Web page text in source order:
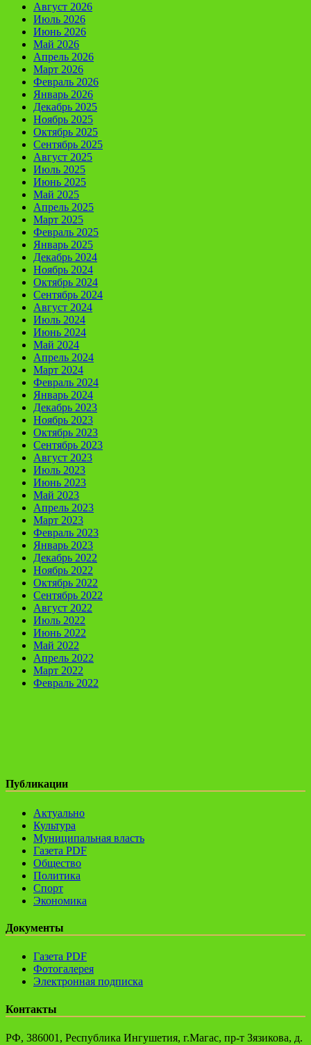
Август 2026
Июль 2026
Июнь 2026
Май 2026
Апрель 2026
Март 2026
Февраль 2026
Январь 2026
Декабрь 2025
Ноябрь 2025
Октябрь 2025
Сентябрь 2025
Август 2025
Июль 2025
Июнь 2025
Май 2025
Апрель 2025
Март 2025
Февраль 2025
Январь 2025
Декабрь 2024
Ноябрь 2024
Октябрь 2024
Сентябрь 2024
Август 2024
Июль 2024
Июнь 2024
Май 2024
Апрель 2024
Март 2024
Февраль 2024
Январь 2024
Декабрь 2023
Ноябрь 2023
Октябрь 2023
Сентябрь 2023
Август 2023
Июль 2023
Июнь 2023
Май 2023
Апрель 2023
Март 2023
Февраль 2023
Январь 2023
Декабрь 2022
Ноябрь 2022
Октябрь 2022
Сентябрь 2022
Август 2022
Июль 2022
Июнь 2022
Май 2022
Апрель 2022
Март 2022
Февраль 2022
Публикации
Актуально
Культура
Муниципальная власть
Газета PDF
Общество
Политика
Спорт
Экономика
Документы
Газета PDF
Фотогалерея
Электронная подписка
Контакты
РФ, 386001, Республика Ингушетия, г.Магас, пр-т Зязикова, д.